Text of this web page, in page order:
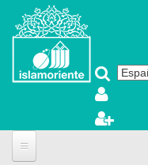
Pasar al contenido principal